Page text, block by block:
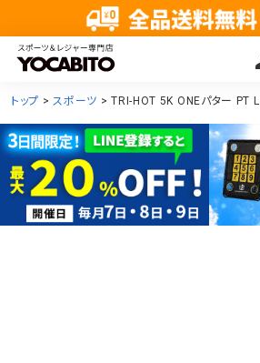
トップ スポーツ TRI-HOT 5K ONEパター PT